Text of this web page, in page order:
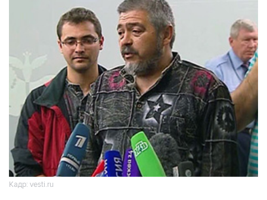
Кадр: vesti.ru